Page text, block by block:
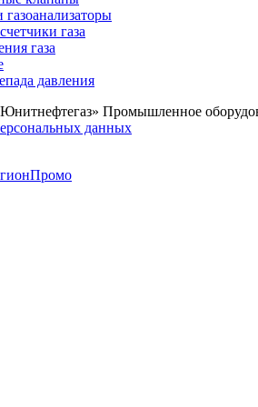
газа
газа
давления
Промышленное
данных